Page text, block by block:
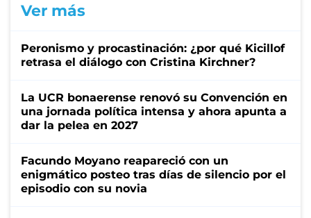
Ver más
Peronismo y procastinación: ¿por qué Kicillof
retrasa el diálogo con Cristina Kirchner?
La UCR bonaerense renovó su Convención en
una jornada política intensa y ahora apunta a
dar la pelea en 2027
Facundo Moyano reapareció con un
enigmático posteo tras días de silencio por el
episodio con su novia